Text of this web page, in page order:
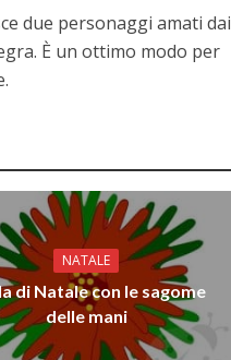
due personaggi amati dai
È un ottimo modo per
NATALE
di Natale con le sagome
delle mani